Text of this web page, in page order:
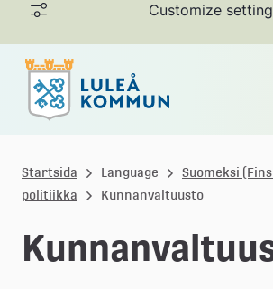
Customize
Gå till innehållet
u
l
e
Startsida Language Suomeksi
politiikka
Kunnanvaltuusto